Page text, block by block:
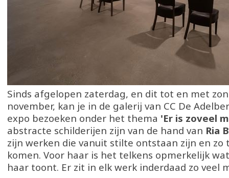
Sinds afgelopen zaterdag, en dit tot en met
november, kan je in de galerij van CC De
expo bezoeken onder het thema 'Er is zoveel
abstracte schilderijen zijn van de hand van Ria
zijn werken die vanuit stilte ontstaan zijn en zo
komen. Voor haar is het telkens opmerkelijk
haar toont. Er zit in elk werk inderdaad zo veel